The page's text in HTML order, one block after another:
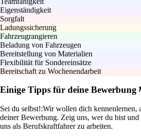
Eigenständigkeit
Sorgfalt
Ladungssicherung
Fahrzeugrangieren
Beladung von Fahrzeugen
Bereitstellung von Materialien
Flexibilität für Sondereinsätze
Bereitschaft zu Wochenendarbeit
Einige Tipps für deine Bewerbung
Sei du selbst!:Wir wollen dich kennenlernen,
deiner Bewerbung. Zeig uns, wer du bist
uns als Berufskraftfahrer zu arbeiten.